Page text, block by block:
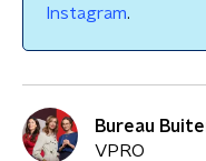
Instagram.
Bureau
VPRO